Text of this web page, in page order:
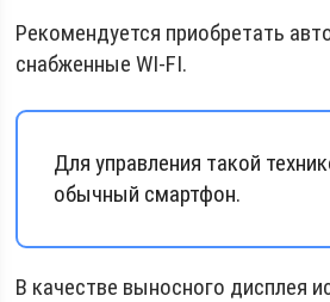
Рекомендуется приобретать
снабженные WI-FI.
Для управления такой
обычный смартфон.
В качестве выносного дисплея